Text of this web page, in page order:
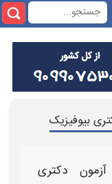
بیوفیزیک
دکتری